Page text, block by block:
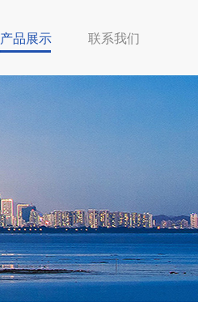
产品展示 联系我们